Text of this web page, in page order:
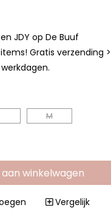
JDY op De Buuf
Gratis verzending >
M
winkelwagen
Vergelijk